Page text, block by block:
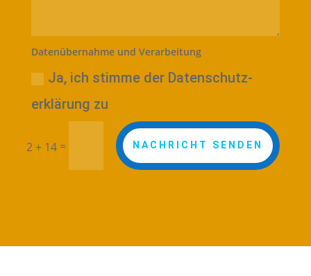
Datenübernahme und Verarbeitung
Ja, ich stimme der Datenschutz­
erklärung zu
2 + 14 = NACHRICHT SENDEN